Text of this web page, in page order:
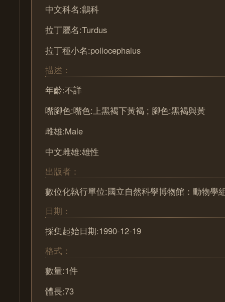
中文科名:鶲科
拉丁屬名:Turdus
拉丁種小名:poliocephalus
描述：
年齡:不詳
嘴腳色:嘴色:上黑褐下黃褐 ; 腳色:黑褐與黃
雌雄:Male
中文雌雄:雄性
出版者：
數位化執行單位:國立自然科學博物館：動物學
日期：
採集起始日期:1990-12-19
格式：
數量:1件
體長:73